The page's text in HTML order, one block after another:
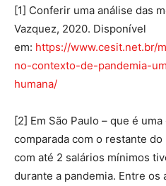
[1] Conferir uma análise das
Vazquez, 2020. Disponível
em: https://www.cesit.net.br/
no-contexto-de-pandemia-
humana/
[2] Em São Paulo – que é
comparada com o restante
com até 2 salários mínimos
durante a pandemia. Entre os